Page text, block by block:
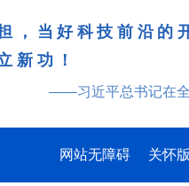
当好科技前沿的
新功！
——习近平总书记在全
网站无障碍 关怀版